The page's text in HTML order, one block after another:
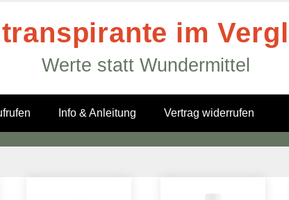
im
Werte statt Wundermittel
Info & Anleitung Vertrag widerrufen